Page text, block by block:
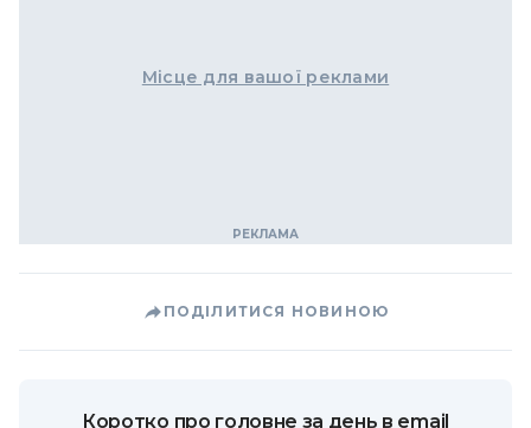
Місце для вашої реклами
ПОДІЛИТИСЯ НОВИНОЮ
Коротко про головне за день в email